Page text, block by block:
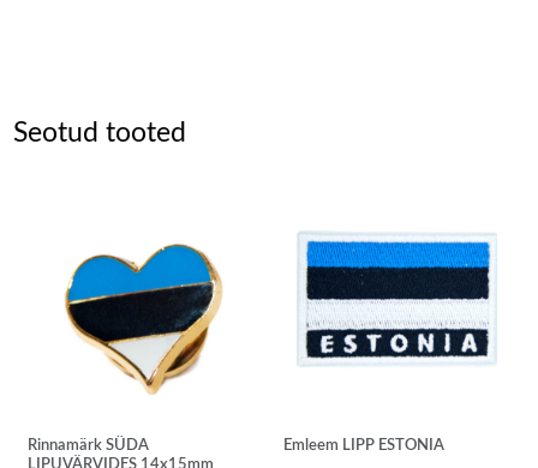
Seotud tooted
Rinnamärk SÜDA
Emleem LIPP ESTONIA